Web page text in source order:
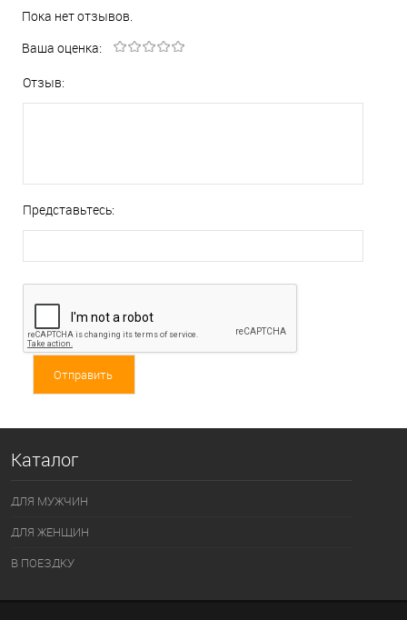
Пока нет отзывов.
Ваша оценка:
Отзыв:
Представьтесь:
Каталог
ДЛЯ МУЖЧИН
ДЛЯ ЖЕНЩИН
В ПОЕЗДКУ